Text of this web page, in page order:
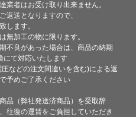
業者はお受け取り出来ません。
返送となりますので、
します。
無加工の物に限ります。
不良があった場合は、商品の納期
にて対応いたします
などの注文間違いを含む)による返
予めご了承ください
品（弊社発送済商品）を受取辞
往復の運賃をご負担していただき